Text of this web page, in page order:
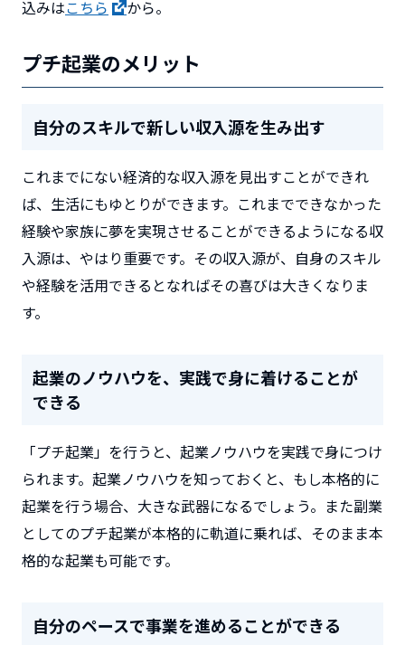
込みはこちら から。
プチ起業のメリット
自分のスキルで新しい収入源を生み出す
これまでにない経済的な収入源を見出すことができれ
ば、生活にもゆとりができます。これまでできなかった
経験や家族に夢を実現させることができるようになる収
入源は、やはり重要です。その収入源が、自身のスキル
や経験を活用できるとなればその喜びは大きくなりま
す。
起業のノウハウを、実践で身に着けることが
できる
「プチ起業」を行うと、起業ノウハウを実践で身につけ
られます。起業ノウハウを知っておくと、もし本格的に
起業を行う場合、大きな武器になるでしょう。また副業
としてのプチ起業が本格的に軌道に乗れば、そのまま本
格的な起業も可能です。
自分のペースで事業を進めることができる